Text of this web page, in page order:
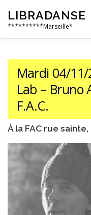
contenu
LIBRADANSE
**********Marseille*
QUI SOMMES NOUS
EN PRATIQUE
Mardi 04/11/
Lab – Bruno
F.A.C.
À la FAC rue